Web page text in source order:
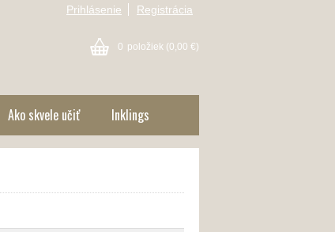
Prihlásenie Registrácia
0 položiek (0,00 €)
Ako skvele učiť Inklings